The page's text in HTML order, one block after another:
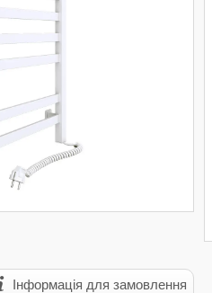
Інформація для замовлення